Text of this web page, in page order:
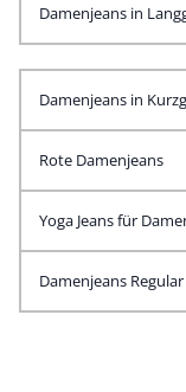
Damenjeans in
Damenjeans in
Rote Damenjeans
Yoga Jeans für
Damenjeans